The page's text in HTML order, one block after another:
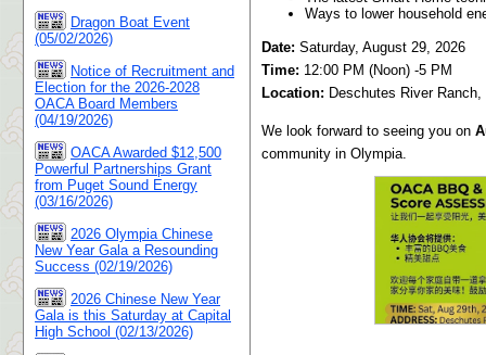
Dragon Boat Event
(05/02/2026)
Notice of Recruitment and
Election for the 2026-2028
OACA Board Members
(04/19/2026)
OACA Awarded $12,500
Powerful Partnerships Grant
from Puget Sound Energy
(03/16/2026)
2026 Olympia Chinese
New Year Gala a Resounding
Success (02/19/2026)
2026 Chinese New Year
Gala is this Saturday at Capital
High School (02/13/2026)
Ways to lower household
Date: Saturday, August 29, 2026
Time: 12:00 PM (Noon) -5 PM
Location: Deschutes River Ranch,
We look forward to seeing you on
community in Olympia.